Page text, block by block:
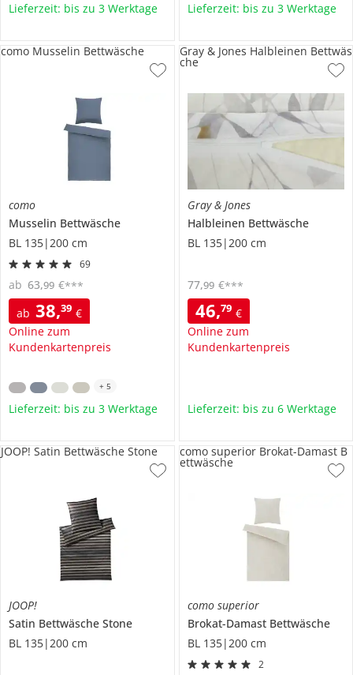
Lieferzeit: bis zu 3 Werktage Lieferzeit: bis zu 3 Werktage
como
Musselin Bettwäsche
BL 135|200 cm
69
ab 38,39 €
Online zum
Kundenkartenpreis
ab 63,99 €***
como Musselin Bettwäsche
+ 5
Lieferzeit: bis zu 3 Werktage
Gray & Jones
Halbleinen Bettwäsche
BL 135|200 cm
46,79 €
Online zum
Kundenkartenpreis
77,99 €***
Gray & Jones Halbleinen Bettwäs
che
Lieferzeit: bis zu 6 Werktage
JOOP!
Satin Bettwäsche Stone
BL 135|200 cm
JOOP! Satin Bettwäsche Stone
como superior
Brokat-Damast Bettwäsche
BL 135|200 cm
2
como superior Brokat-Damast B
ettwäsche